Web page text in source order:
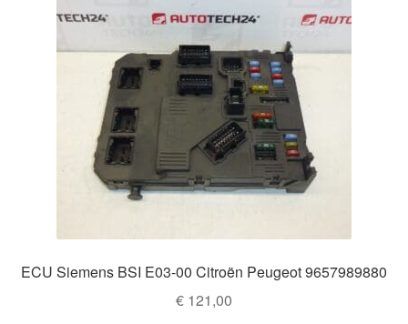
ECU Siemens BSI E03-00 Citroën Peugeot 9657989880
€ 121,00